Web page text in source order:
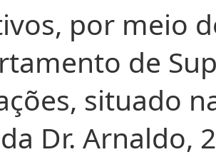
por meio
de
situado
Dr. Arnaldo,